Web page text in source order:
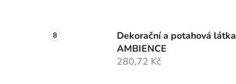
Dekorační a potahová látka
AMBIENCE
280,72 Kč